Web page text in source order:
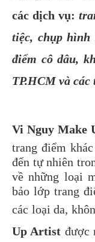
các dịch vụ:
tiệc, chụp hình
điểm cô dâu,
TP.HCM và
Vi Nguy Make
trang điểm
đến tự nhiên
về những loại
bảo lớp trang
các loại da,
Up Artist được